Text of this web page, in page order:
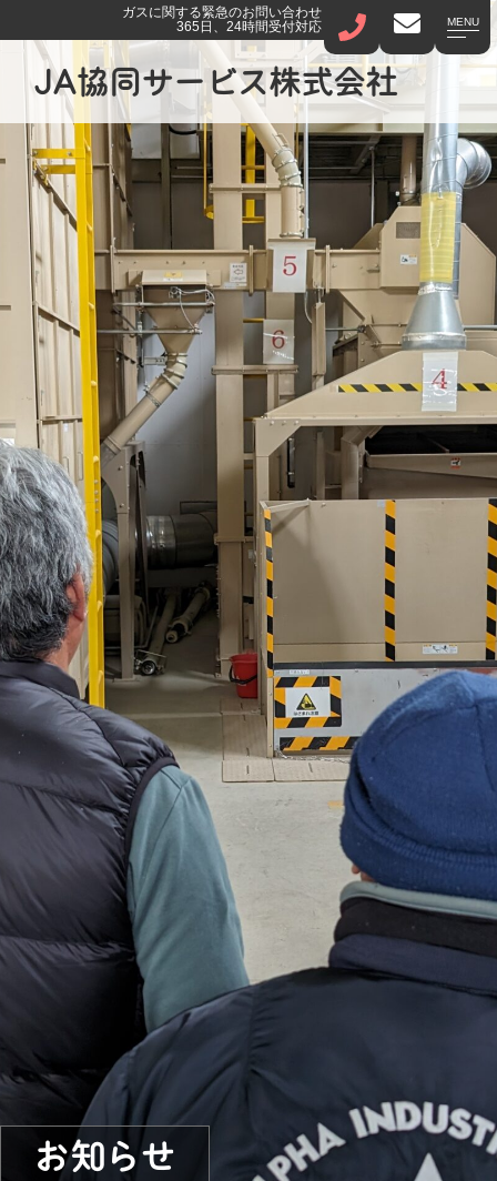
ガスに関する緊急のお問い合わせ
365日、24時間受付対応
MENU
JA協同サービス株式会社
お知らせ